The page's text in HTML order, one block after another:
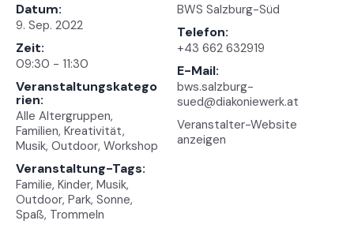
Datum:
9. Sep. 2022
Zeit:
09:30 - 11:30
Veranstaltungskatego
rien:
Alle Altergruppen,
Familien, Kreativität,
Musik, Outdoor, Workshop
Veranstaltung-Tags:
Familie, Kinder, Musik,
Outdoor, Park, Sonne,
Spaß, Trommeln
BWS Salzburg-Süd
Telefon:
+43 662 632919
E-Mail:
bws.salzburg-
sued@diakoniewerk.at
Veranstalter-Website
anzeigen